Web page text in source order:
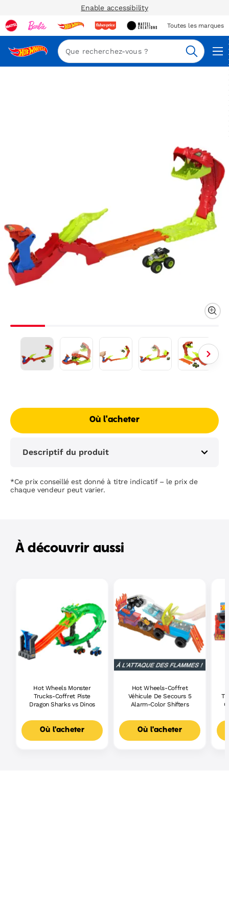
Enable accessibility
Toutes les marques
Où l'acheter
Descriptif du produit
*Ce prix conseillé est donné à titre indicatif – le prix de
chaque vendeur peut varier.
À découvrir aussi
Hot Wheels Monster
Trucks-Coffret Piste
Dragon Sharks vs Dinos
Où l'acheter
Hot Wheels-Coffret
Véhicule De Secours 5
Alarm-Color Shifters
Où l'acheter